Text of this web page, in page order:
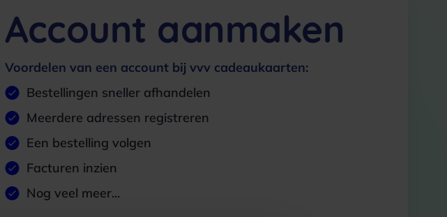
Account aanmaken
Voordelen van een account bij vvv cadeaukaarten:
Bestellingen sneller afhandelen
Meerdere adressen registreren
Een bestelling volgen
Facturen inzien
Nog veel meer...